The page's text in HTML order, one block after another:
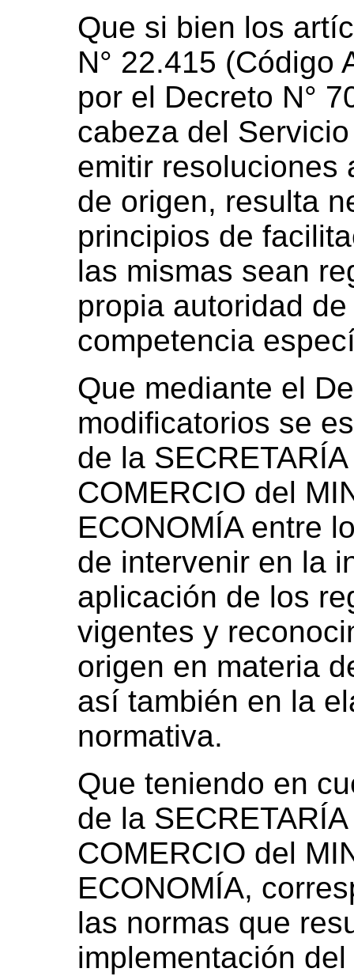
Que si bien los
N° 22.415 (Código
por el Decreto N°
cabeza del
emitir resoluciones
de origen, resulta
principios de
las mismas sean
propia autoridad
competencia
Que mediante el
modificatorios se
de la
COMERCIO del
ECONOMÍA entre
de intervenir en la
aplicación de los
vigentes y
origen en materia
así también en la
normativa.
Que teniendo en
de la
COMERCIO del
ECONOMÍA,
las normas que
implementación